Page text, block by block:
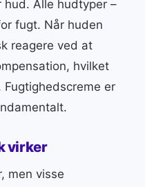
hud. Alle hudtyper –
fugt. Når huden
reagere ved at
hvilket
er
virker
men visse